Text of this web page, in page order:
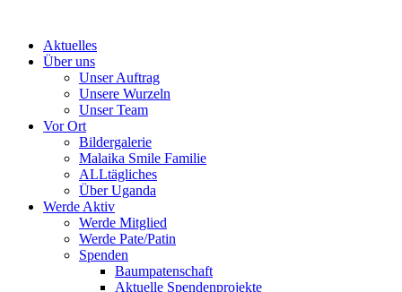
contentAktuelles
Über uns
Unser Auftrag
Unsere Wurzeln
Unser Team
Vor Ort
Bildergalerie
Malaika Smile Familie
ALLtägliches
Über Uganda
Werde Aktiv
Werde Mitglied
Werde Pate/Patin
Spenden
Baumpatenschaft
Aktuelle Spendenprojekte